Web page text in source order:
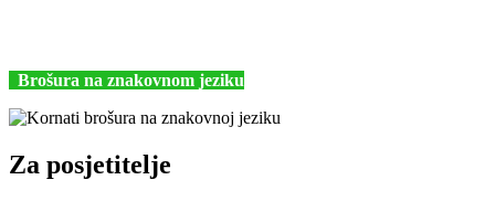
Brošura na znakovnom jeziku
Za posjetitelje